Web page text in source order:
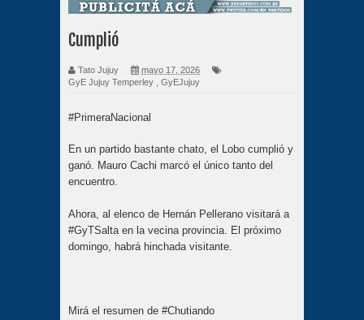
Cumplió
Tato Jujuy
mayo 17, 2026
GyE Jujuy Temperley
GyEJujuy
#PrimeraNacional
En un partido bastante chato, el Lobo cumplió y
ganó. Mauro Cachi marcó el único tanto del
encuentro.
Ahora, al elenco de Hernán Pellerano visitará a
#GyTSalta en la vecina provincia. El próximo
domingo, habrá hinchada visitante.
Mirá el resumen de #Chutiando